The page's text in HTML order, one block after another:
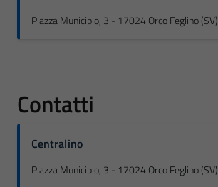
Piazza Municipio, 3 - 17024 Orco Feglino (SV)
Contatti
Centralino
Piazza Municipio, 3 - 17024 Orco Feglino (SV)